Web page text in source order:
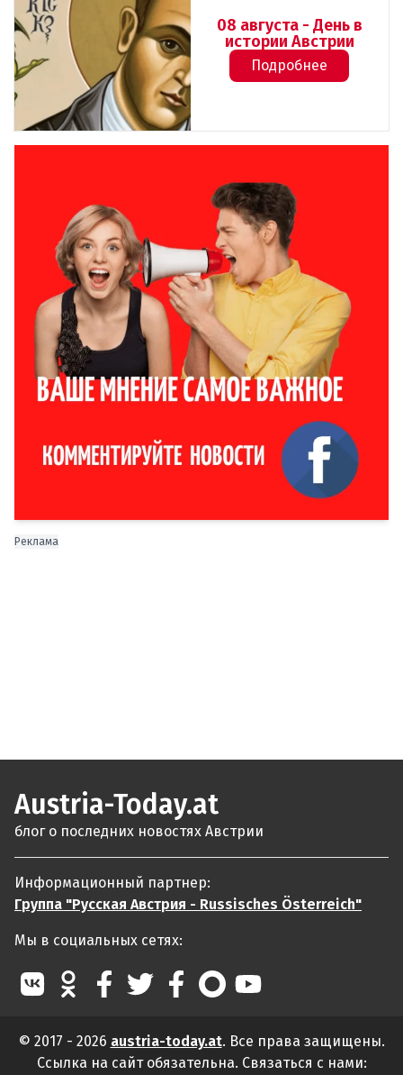
08 августа - День в
истории Австрии
Подробнее
Реклама
Austria-Today.at
блог о последних новостях Австрии
Информационный партнер:
Группа "Русская Австрия - Russisches Österreich"
Мы в социальных сетях:
© 2017 - 2026 austria-today.at. Все права защищены.
Ссылка на сайт обязательна. Связаться с нами: